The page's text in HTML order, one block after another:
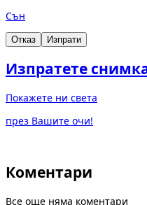
Сън
Отказ Изпрати
Изпратете
Покажете ни света
през Вашите очи!
Коментари
Все още няма коментари